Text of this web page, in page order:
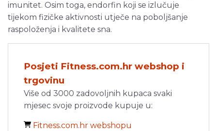
imunitet. Osim toga, endorfin koji se izlučuje
tijekom fizičke aktivnosti utječe na poboljšanje
raspoloženja i kvalitete sna.
Posjeti Fitness.com.hr webshop i
trgovinu
Više od 3000 zadovoljnih kupaca svaki
mjesec svoje proizvode kupuje u:
Fitness.com.hr webshopu